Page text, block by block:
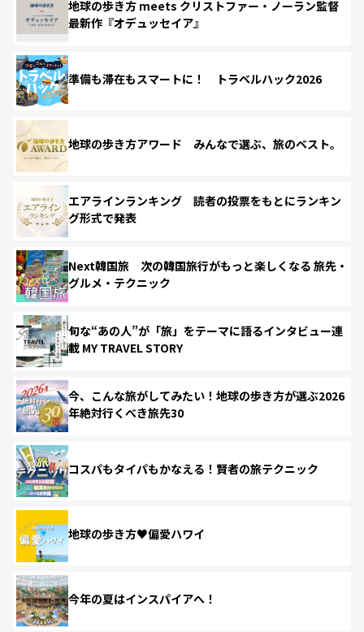
地球の歩き方 meets クリストファー・ノーラン監督
最新作『オデュッセイア』
準備も滞在もスマートに！ トラベルハック2026
地球の歩き方アワード みんなで選ぶ、旅のベスト。
エアラインランキング 読者の投票をもとにランキン
グ形式で発表
Next韓国旅 次の韓国旅行がもっと楽しくなる 旅先・
グルメ・テクニック
旬な“あの人”が「旅」をテーマに語るインタビュー連
載 MY TRAVEL STORY
今、こんな旅がしてみたい！地球の歩き方が選ぶ2026
年絶対行くべき旅先30
コスパもタイパもかなえる！賢者の旅テクニック
地球の歩き方♥偏愛ハワイ
今年の夏はインスパイアへ！